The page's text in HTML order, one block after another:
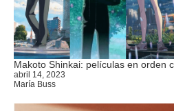
Makoto Shinkai: películas en orden
abril 14, 2023
María Buss